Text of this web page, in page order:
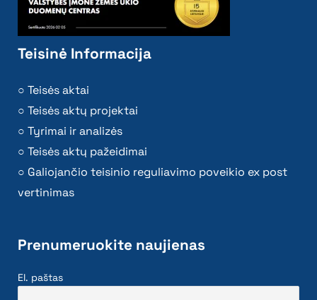
Teisinė Informacija
Teisės aktai
Teisės aktų projektai
Tyrimai ir analizės
Teisės aktų pažeidimai
Galiojančio teisinio reguliavimo poveikio ex post
vertinimas
Prenumeruokite naujienas
El. paštas